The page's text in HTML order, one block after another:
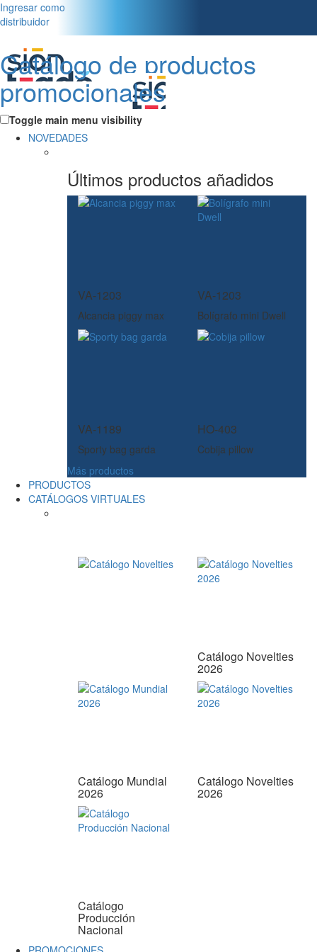
Ingresar como
distribuidor
Catálogo de productos
promocionales
Toggle main menu visibility
NOVEDADES
Últimos productos añadidos
VA-1203
Alcancia piggy max
VA-1203
Bolígrafo mini Dwell
VA-1189
Sporty bag garda
HO-403
Cobija pillow
Más productos
PRODUCTOS
CATÁLOGOS VIRTUALES
Catálogo Novelties
2026
Catálogo Mundial
2026
Catálogo Novelties
2026
Catálogo
Producción
Nacional